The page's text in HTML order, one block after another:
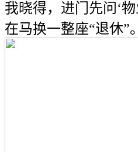
我晓得，进门先问‘
在马换一整座“退休”。